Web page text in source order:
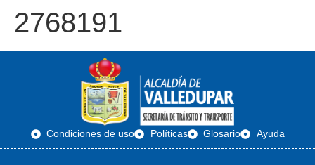
2768191
Condiciones de uso Políticas Glosario Ayuda